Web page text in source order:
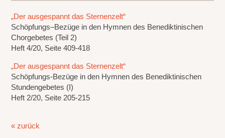
„Der ausgespannt das Sternenzelt“
Schöpfungs–Bezüge in den Hymnen des Benediktinischen
Chorgebetes (Teil 2)
Heft 4/20, Seite 409-418
„Der ausgespannt das Sternenzelt“
Schöpfungs-Bezüge in den Hymnen des Benediktinischen
Stundengebetes (I)
Heft 2/20, Seite 205-215
« zurück